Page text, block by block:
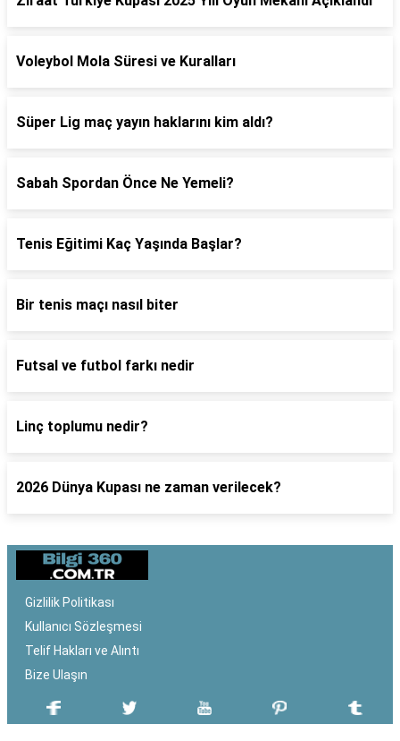
Voleybol Mola Süresi ve Kuralları
Süper Lig maç yayın haklarını kim aldı?
Sabah Spordan Önce Ne Yemeli?
Tenis Eğitimi Kaç Yaşında Başlar?
Bir tenis maçı nasıl biter
Futsal ve futbol farkı nedir
Linç toplumu nedir?
2026 Dünya Kupası ne zaman verilecek?
Gizlilik Politikası
Kullanıcı Sözleşmesi
Telif Hakları ve Alıntı
Bize Ulaşın